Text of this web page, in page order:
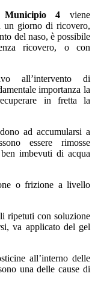
Municipio 4 viene
un giorno di ricovero,
del naso, è possibile
ricovero, o con
all’intervento di
importanza la
in fretta la
ad accumularsi a
essere rimosse
imbevuti di acqua
o frizione a livello
ripetuti con soluzione
va applicato del gel
all’interno delle
una delle cause di